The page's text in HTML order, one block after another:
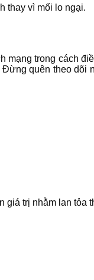
thay vì mối lo ngại.
trong cách
quên theo dõi
trị nhằm lan tỏa